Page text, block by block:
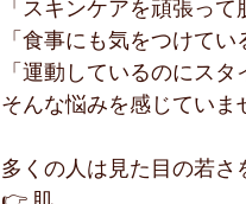
「スキンケアを頑張っ
「食事にも気をつけて
「運動しているのにスタ
そんな悩みを感じていま
多くの人は見た目の若さ